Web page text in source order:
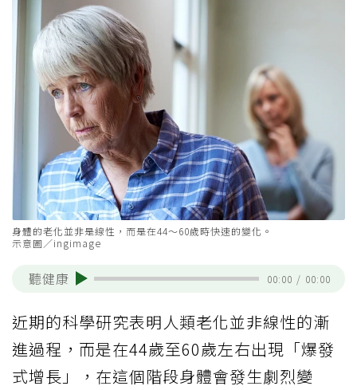
身體的老化並非是線性，而是在44～60歲時快速的變化。
示意圖／ingimage
聽健康 00:00 / 00:00
近期的科學研究表明人類老化並非線性的漸
進過程，而是在44歲至60歲左右出現「爆發
式增長」，在這個階段身體會發生劇烈變